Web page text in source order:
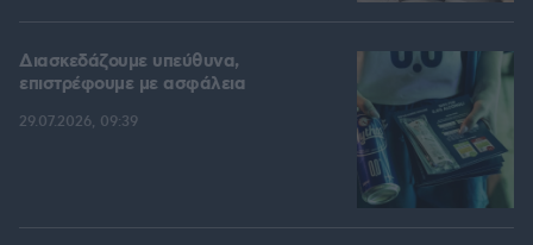
Διασκεδάζουμε υπεύθυνα,
επιστρέφουμε με ασφάλεια
29.07.2026, 09:39